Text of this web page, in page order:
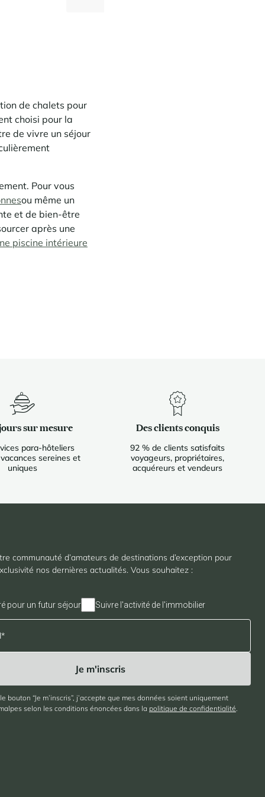
de chalets pour
choisi pour la
de vivre un séjour
Pour vous
ou même un
et de bien-être
après une
piscine intérieure
sur mesure
para-hôteliers
sereines et
uniques
Des clients conquis
92 % de clients satisfaits
voyageurs, propriétaires,
acquéreurs et vendeurs
communauté d’amateurs de destinations d’exception pour
nos dernières actualités. Vous souhaitez :
pour un futur séjour Suivre l'activité de l'immobilier
bouton “Je m’inscris”, j’accepte que mes données soient uniquement
selon les conditions énoncées dans la politique de confidentialité